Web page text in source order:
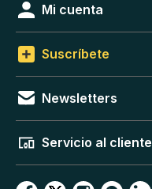
Mi cuenta
Suscríbete
Newsletters
Servicio al cliente